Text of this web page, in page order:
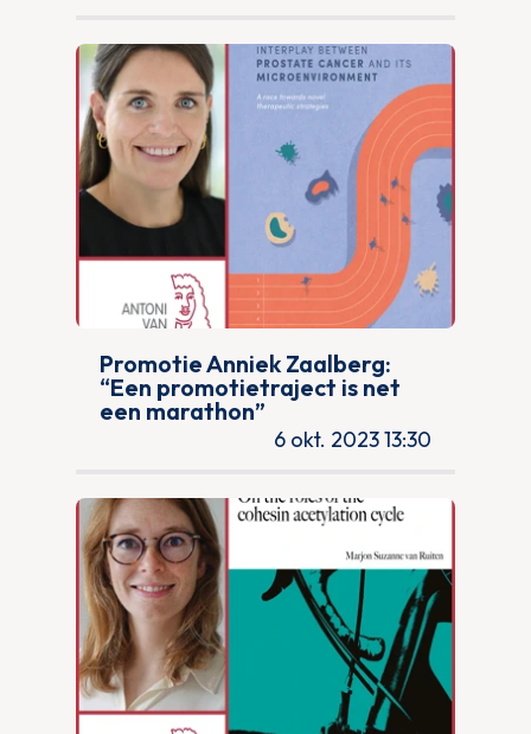
Promotie Anniek Zaalberg:
“Een promotietraject is net
een marathon”
6 okt. 2023 13:30